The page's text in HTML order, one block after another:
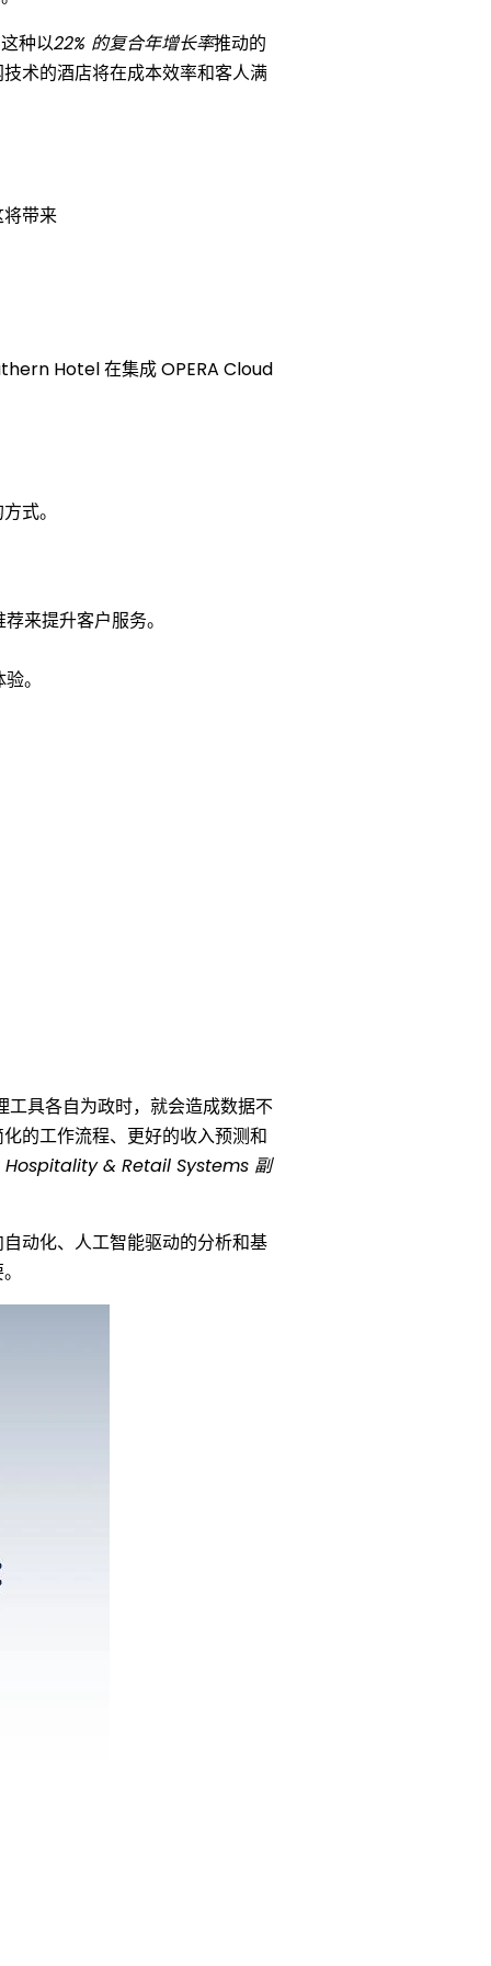
这种以22% 的复合年增长率推动的
术的酒店将在成本效率和客人满
带来
Hotel 在集成 OPERA Cloud
式。
来提升客户服务。
。
具各自为政时，就会造成数据不
的工作流程、更好的收入预测和
Hospitality & Retail Systems 副
动化、人工智能驱动的分析和基